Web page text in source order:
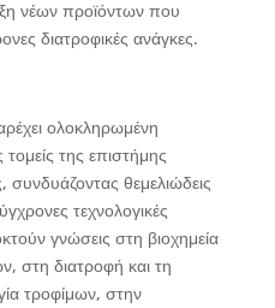
νέων προϊόντων που
διατροφικές ανάγκες.
ολοκληρωμένη
της επιστήμης
συνδυάζοντας θεμελιώδεις
τεχνολογικές
γνώσεις στη βιοχημεία
στη διατροφή και τη
τροφίμων, στην